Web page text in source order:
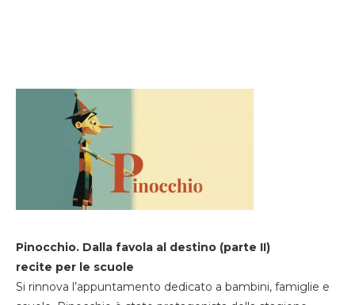
Pinocchio. Dalla favola al destino (parte II)
recite per le scuole
Si rinnova l’appuntamento dedicato a bambini, famiglie e